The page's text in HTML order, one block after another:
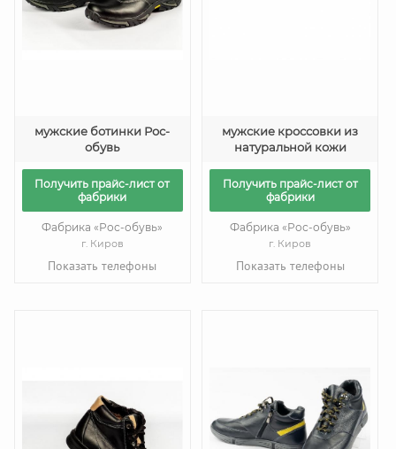
мужские ботинки Рос-
обувь
Получить прайс-лист от
фабрики
Фабрика «Рос-обувь»
г. Киров
Показать телефоны
мужские кроссовки из
натуральной кожи
Получить прайс-лист от
фабрики
Фабрика «Рос-обувь»
г. Киров
Показать телефоны